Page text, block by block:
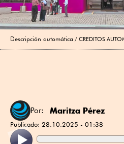
Descripción automática CREDITOS
Por: Maritza Pérez
Publicado: 28.10.2025 - 01:38